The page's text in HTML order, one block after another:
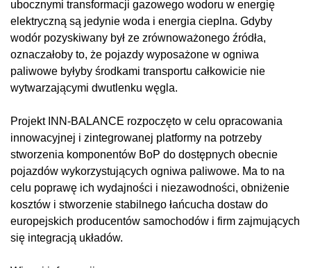
ubocznymi transformacji gazowego wodoru w energię
elektryczną są jedynie woda i energia cieplna. Gdyby
wodór pozyskiwany był ze zrównoważonego źródła,
oznaczałoby to, że pojazdy wyposażone w ogniwa
paliwowe byłyby środkami transportu całkowicie nie
wytwarzającymi dwutlenku węgla.
Projekt INN-BALANCE rozpoczęto w celu opracowania
innowacyjnej i zintegrowanej platformy na potrzeby
stworzenia komponentów BoP do dostępnych obecnie
pojazdów wykorzystujących ogniwa paliwowe. Ma to na
celu poprawę ich wydajności i niezawodności, obniżenie
kosztów i stworzenie stabilnego łańcucha dostaw do
europejskich producentów samochodów i firm zajmujących
się integracją układów.